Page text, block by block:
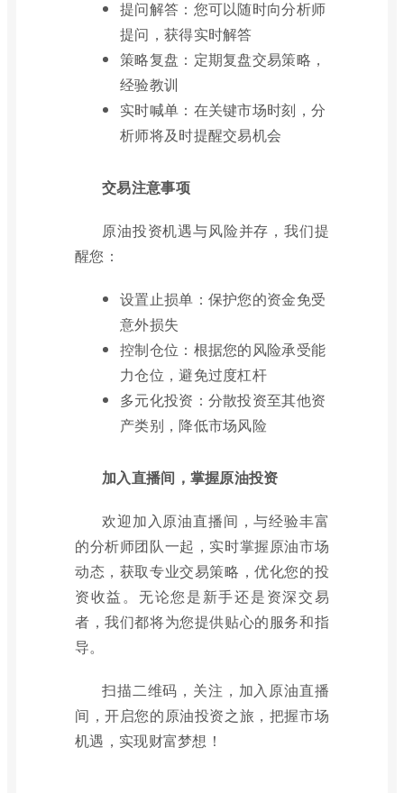
提问解答：您可以随时向分析师
提问，获得实时解答
策略复盘：定期复盘交易策略，
经验教训
实时喊单：在关键市场时刻，分
析师将及时提醒交易机会
交易注意事项
原油投资机遇与风险并存，我们提
醒您：
设置止损单：保护您的资金免受
意外损失
控制仓位：根据您的风险承受能
力仓位，避免过度杠杆
多元化投资：分散投资至其他资
产类别，降低市场风险
加入直播间，掌握原油投资
欢迎加入原油直播间，与经验丰富
的分析师团队一起，实时掌握原油市场
动态，获取专业交易策略，优化您的投
资收益。无论您是新手还是资深交易
者，我们都将为您提供贴心的服务和指
导。
扫描二维码，关注，加入原油直播
间，开启您的原油投资之旅，把握市场
机遇，实现财富梦想！